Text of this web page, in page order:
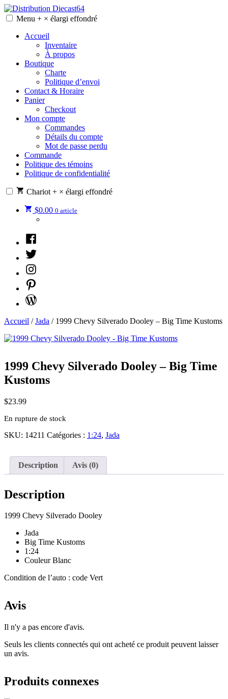
Skip
to
Distribution Diecast64
Une passion, un mode de vie.
Menu + × élargi effondré
Accueil
Inventaire
À propos
Boutique
Charte
Politique d’envoi
Contact & Horaire
Panier
Checkout
Mon compte
Commandes
Détails du compte
Mot de passe perdu
Commande
Politique des témoins
Politique de confidentialité
Chariot + × élargi effondré
$0.00 0 article
Facebook
Twitter
Instagram
Pinterest
WordPress
Accueil /Jada / 1999 Chevy Silverado Dooley – Big Time Kustoms
1999 Chevy Silverado Dooley – Big Time
Kustoms
$23.99
En rupture de stock
SKU: 14211 Catégories : 1:24, Jada
Description Avis (0)
Description
1999 Chevy Silverado Dooley
Jada
Big Time Kustoms
1:24
Couleur Blanc
Condition de l’auto : code Vert
Avis
Il n'y a pas encore d'avis.
Seuls les clients connectés qui ont acheté ce produit peuvent laisser
un avis.
Produits connexes